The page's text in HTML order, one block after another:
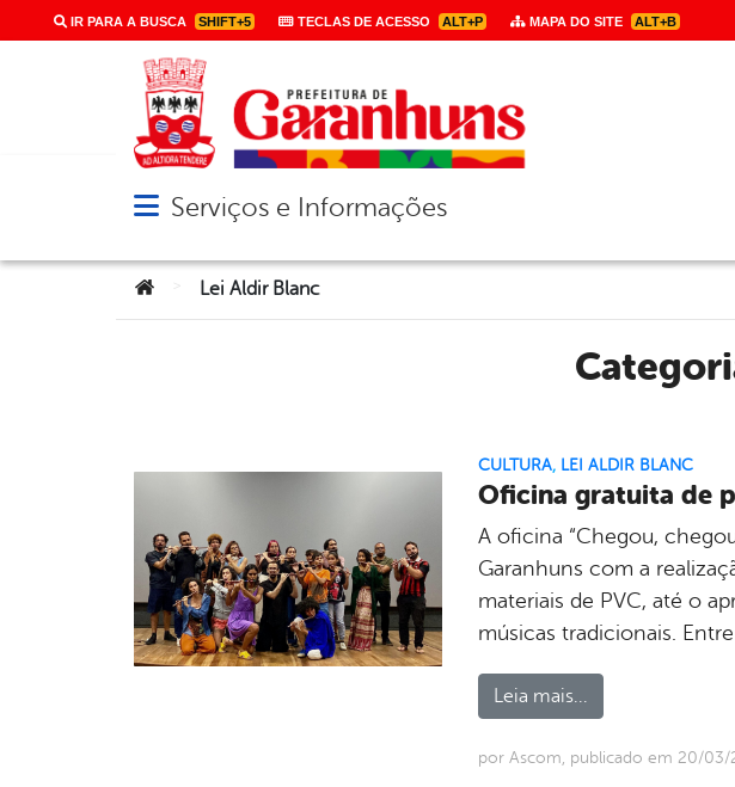
IR PARA A BUSCA SHIFT+5 TECLAS DE ACESSO ALT+P MAPA DO SITE ALT+B
Abrir menu principal de navegação
Serviços e Informações
Você está aqui:Lei Aldir Blanc
CULTURA, LEI ALDIR BLANC
Oficina gratuita de
A oficina “Chegou,
Garanhuns com a
materiais de PVC, até o
músicas tradicionais.
Leia mais...
por Ascom, publicado em 20/